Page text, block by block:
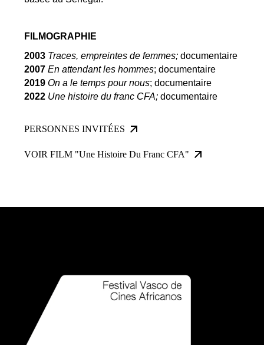
FILMOGRAPHIE
2003 Traces, empreintes de femmes; documentaire
2007 En attendant les hommes; documentaire
2019 On a le temps pour nous; documentaire
2022 Une histoire du franc CFA;documentaire
PERSONNES INVITÉES
VOIR FILM "Une Histoire Du Franc CFA"